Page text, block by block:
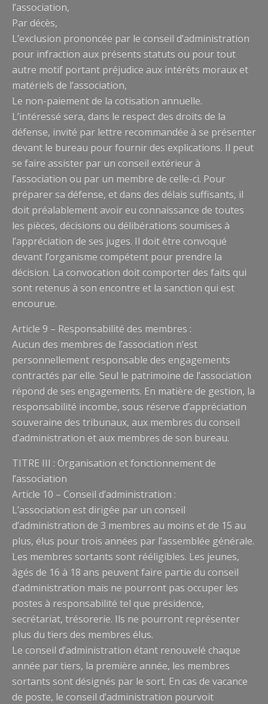
l’association,
Par décès,
L’exclusion prononcée par le conseil d’administration
pour infraction aux présents statuts ou pour tout
autre motif portant préjudice aux intérêts moraux et
matériels de l’association,
Le non-paiement de la cotisation annuelle.
L’intéressé sera, dans le respect des droits de la
défense, invité par lettre recommandée à se présenter
devant le bureau pour fournir des explications. Il peut
se faire assister par un conseil extérieur à
l’association ou par un membre de celle-ci. Pour
préparer sa défense, et dans des délais suffisants, il
doit préalablement avoir eu connaissance de toutes
les pièces, décisions ou délibérations soumises à
l’appréciation de ses juges. Il doit être convoqué
devant l’organisme compétent pour prendre la
décision. La convocation doit comporter des faits qui
sont retenus à son encontre et la sanction qui est
encourue.
Article 9 – Responsabilité des membres :
Aucun des membres de l’association n’est
personnellement responsable des engagements
contractés par elle. Seul le patrimoine de l’association
répond de ses engagements. En matière de gestion, la
responsabilité incombe, sous réserve d’appréciation
souveraine des tribunaux, aux membres du conseil
d’administration et aux membres de son bureau.
TITRE III : Organisation et fonctionnement de
l’association
Article 10 – Conseil d’administration :
L’association est dirigée par un conseil
d’administration de 3 membres au moins et de 15 au
plus, élus pour trois années par l’assemblée générale.
Les membres sortants sont rééligibles. Les jeunes,
âgés de 16 à 18 ans peuvent faire partie du conseil
d’administration mais ne pourront pas occuper les
postes à responsabilité tel que présidence,
secrétariat, trésorerie. Ils ne pourront représenter
plus du tiers des membres élus.
Le conseil d’administration étant renouvelé chaque
année par tiers, la première année, les membres
sortants sont désignés par le sort. En cas de vacance
de poste, le conseil d’administration pourvoit